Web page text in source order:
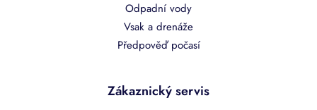
Odpadní vody
Vsak a drenáže
Předpověď počasí
Zákaznický servis